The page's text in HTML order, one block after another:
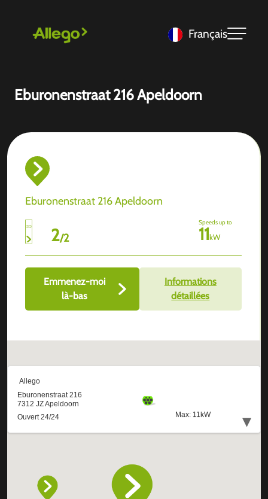
Français
Eburonenstraat 216 Apeldoorn
Eburonenstraat 216 Apeldoorn
2/2
Speeds up to
11kW
Emmenez-moi
là-bas
Informations
détaillées